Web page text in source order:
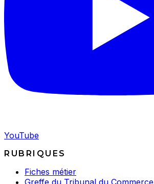
YouTube
RUBRIQUES
Fiches métier